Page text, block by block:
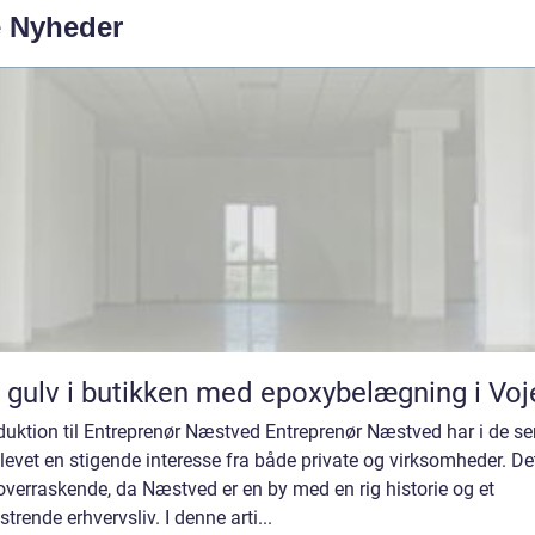
Nyheder
gulv i butikken med epoxybelægning i
til Entreprenør Næstved Entreprenør Næstved har i de
en stigende interesse fra både private og virksomheder.
da Næstved er en by med en rig historie og et
erhvervsliv. I denne arti...